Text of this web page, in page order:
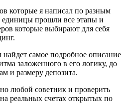
которые я написал по разным
единицы прошли все этапы и
которые выбирают для себя
самое подробное описание
заложенного в его логику, до
и размеру депозита.
любой советник и проверить
реальных счетах открытых по